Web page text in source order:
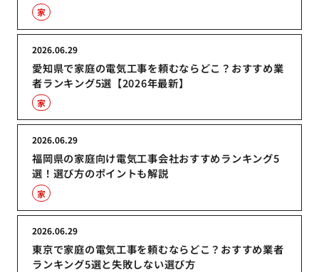
家
愛知県で家庭の電気工事を頼むならどこ？おすすめ業
者ランキング5選【2026年最新】
2026.06.29
家
福岡県の家庭向け電気工事会社おすすめランキング5
選！選び方のポイントも解説
2026.06.29
家
東京で家庭の電気工事を頼むならどこ？おすすめ業者
ランキング5選と失敗しない選び方
2026.06.29